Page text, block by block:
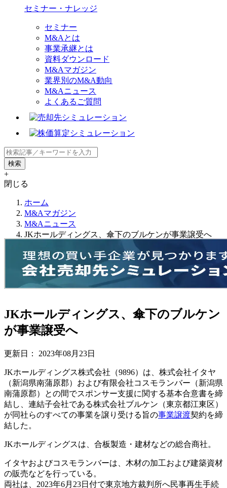
セミナー・ナレッジ
セミナー
M&Aとは
事業承継とは
資料ダウンロード
M&Aマガジン
業界別のM&A動向
M&Aニュース
よくあるご質問
+
閉じる
ホーム
M&Aマガジン
M&Aニュース
JKホールディングス、傘下のブルケンが事業譲受へ
JKホールディングス、傘下のブルケン
が事業譲受へ
更新日： 2023年08月23日
JKホールディングス株式会社（9896）は、株式会社イタヤ
（新潟県南蒲原郡）および有限会社コスモランバー（新潟県
南蒲原郡）との間でスポンサー支援に関する基本合意書を締
結し、連結子会社である株式会社ブルケン（東京都江東区）
が同社らのすべての事業を譲り受ける旨の事業譲渡契約を締
結した。
JKホールディングスは、合板製造・建材などの総合商社。
イタヤおよびコスモランバーは、木材の加工および建築資材
の販売などを行っている。
両社は、2023年6月23日付で東京地方裁判所へ民事再生手続